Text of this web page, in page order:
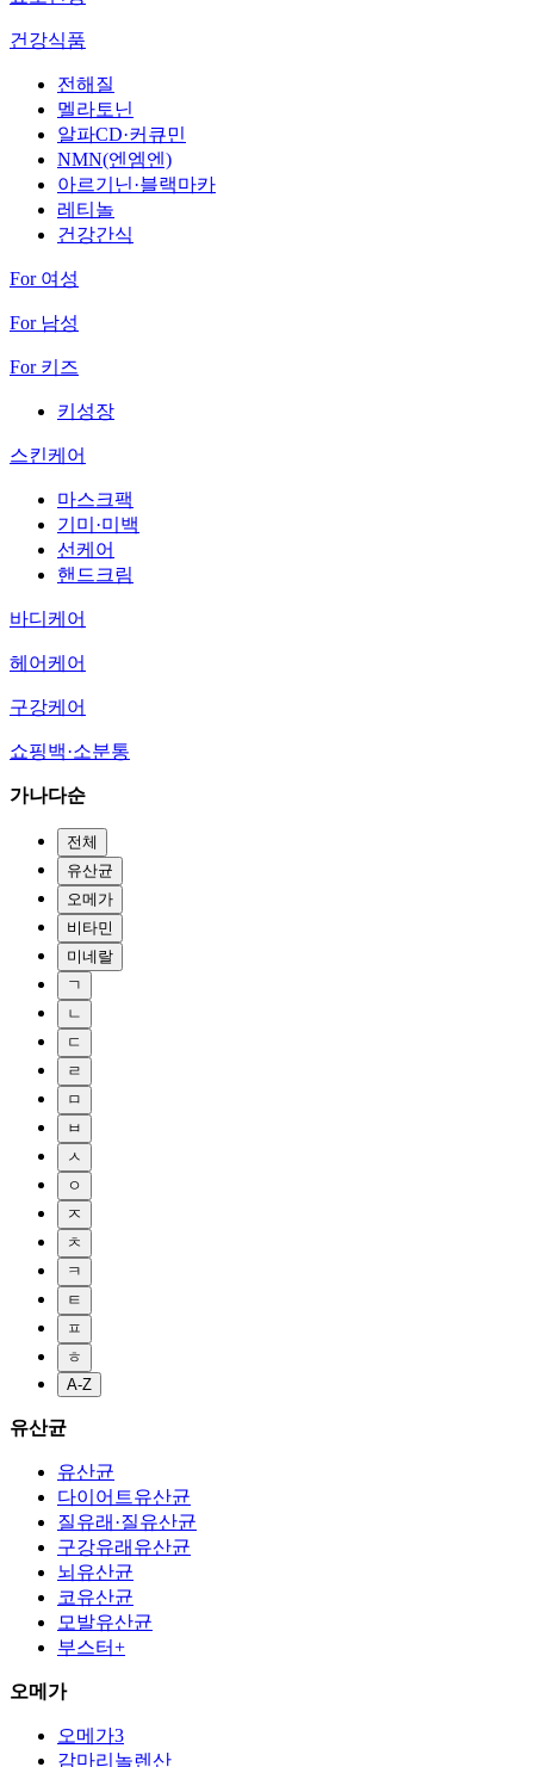
건강식품
전해질
멜라토닌
알파CD·커큐민
NMN(엔엠엔)
아르기닌·블랙마카
레티놀
건강간식
For 여성
For 남성
For 키즈
키성장
스킨케어
마스크팩
기미·미백
선케어
핸드크림
바디케어
헤어케어
구강케어
쇼핑백·소분통
가나다순
전체
유산균
오메가
비타민
미네랄
ㄱ
ㄴ
ㄷ
ㄹ
ㅁ
ㅂ
ㅅ
ㅇ
ㅈ
ㅊ
ㅋ
ㅌ
ㅍ
ㅎ
A-Z
유산균
유산균
다이어트유산균
질유래·질유산균
구강유래유산균
뇌유산균
코유산균
모발유산균
부스터+
오메가
오메가3
감마리놀렌산